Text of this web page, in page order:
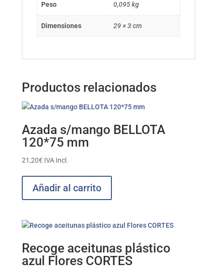
Peso 0,095 kg
Dimensiones 29 × 3 cm
Productos relacionados
Azada s/mango BELLOTA
120*75 mm
21,20€ IVA Incl.
Añadir al carrito
Recoge aceitunas plástico
azul Flores CORTES